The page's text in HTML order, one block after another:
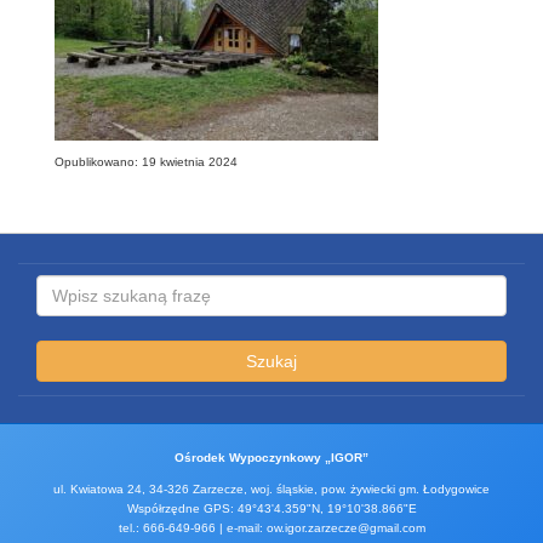
Opublikowano: 19 kwietnia 2024
Szukaj
Ośrodek Wypoczynkowy „IGOR”
ul. Kwiatowa 24, 34-326 Zarzecze, woj. śląskie, pow. żywiecki gm. Łodygowice
Współrzędne GPS: 49°43'4.359"N, 19°10'38.866"E
tel.: 666-649-966 | e-mail: ow.igor.zarzecze@gmail.com